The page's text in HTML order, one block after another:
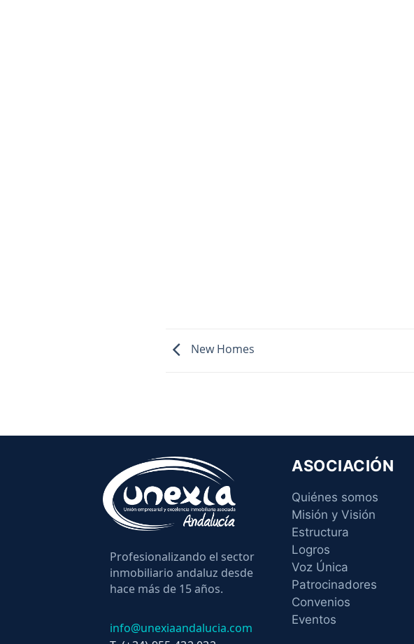
New Homes
Profesionalizando el sector
inmobiliario andaluz desde
hace más de 15 años.
info@unexiaandalucia.com
ASOCIACIÓN
Quiénes somos
Misión y Visión
Estructura
Logros
Voz Única
Patrocinadores
Convenios
Eventos